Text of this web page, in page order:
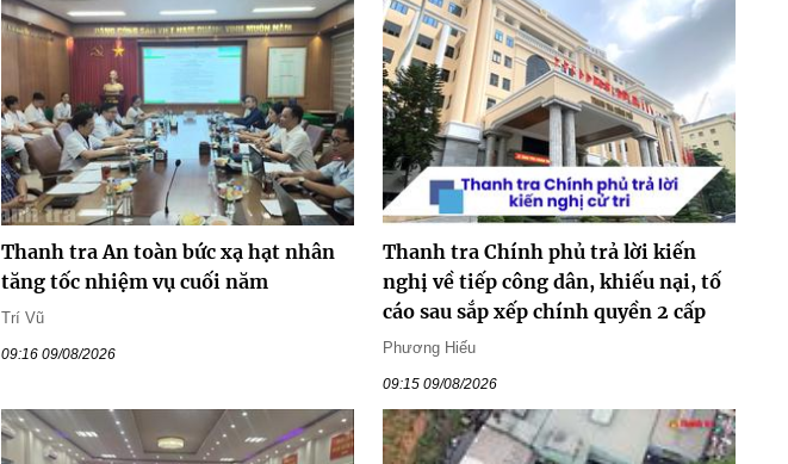
Thanh tra An toàn bức xạ hạt nhân
tăng tốc nhiệm vụ cuối năm
Trí Vũ
09:16 09/08/2026
Thanh tra Chính phủ trả lời kiến
nghị về tiếp công dân, khiếu nại, tố
cáo sau sắp xếp chính quyền 2 cấp
Phương Hiếu
09:15 09/08/2026